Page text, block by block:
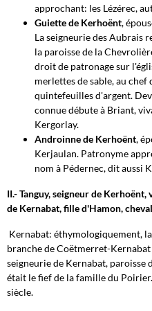
approchant: les Lézérec,
Guiette de Kerhoënt,
La seigneurie des Aubrais
la paroisse de la
droit de patronage sur
merlettes de sable, au chef
quintefeuilles d'argent.
connue débute à Briant,
Kergorlay.
Androinne de Kerhoënt,
Kerjaulan. Patronyme
nom à Pédernec, dit aussi
II.- Tanguy, seigneur de
de Kernabat, fille d'Hamon,
Kernabat: éthymologiquement,
branche de Coëtmerret-Kernabat
seigneurie de Kernabat, paroisse
était le fief de la famille du
siècle.